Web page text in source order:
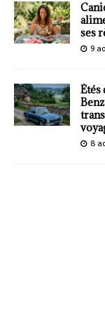
ses
9
Étés
8